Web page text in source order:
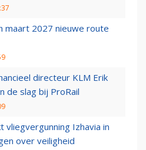
maart 2027 nieuwe route
directeur KLM Erik
de slag bij ProRail
vliegvergunning Izhavia in
over veiligheid